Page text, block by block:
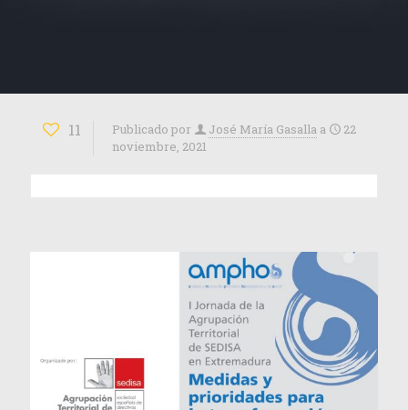
11 Publicado por José María Gasalla a
22
noviembre, 2021